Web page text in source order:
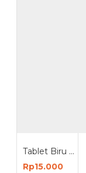
Tablet Biru Pembersih Kloset Sabun Pembersih Toilet 1 Pack isi 10 Pcs
Rp15.000